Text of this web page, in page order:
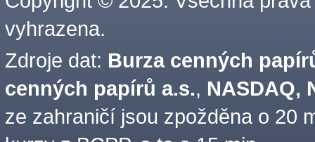
vyhrazena.
Zdroje dat: Burza cenných
cenných papírů a.s., NASDAQ,
ze zahraničí jsou zpožděna o 20